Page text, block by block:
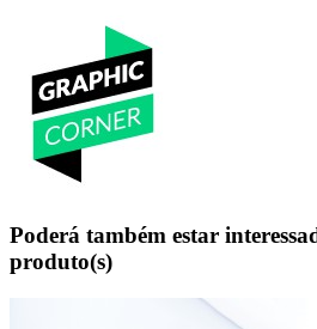
Poderá também estar
produto(s)